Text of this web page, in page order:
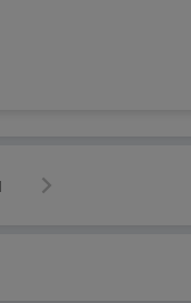
Następna strona